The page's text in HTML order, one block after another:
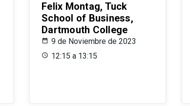
Felix Montag, Tuck
School of Business,
Dartmouth College
9 de Noviembre de 2023
12:15 a 13:15